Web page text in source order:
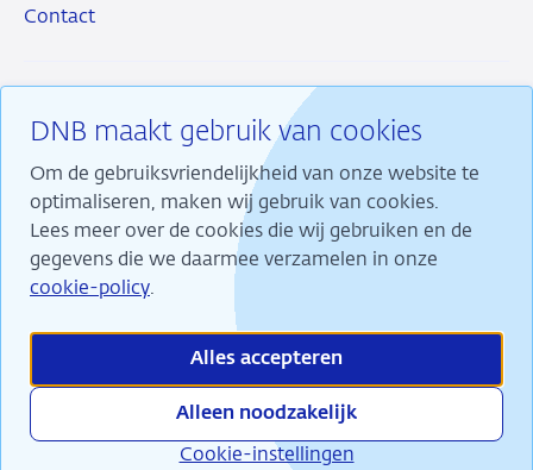
DNB maakt gebruik van cookies
Om de gebruiksvriendelijkheid van onze website te
optimaliseren, maken wij gebruik van cookies.
Lees meer over de cookies die wij gebruiken en de
gegevens die we daarmee verzamelen in onze
cookie-policy.
Alles accepteren
Alleen noodzakelijk
Cookie-instellingen
Contact
RSS InstagramLinkedin
X
Wij maken ons sterk voor financiële stabiliteit en
dragen daarmee bij aan duurzame welvaart in